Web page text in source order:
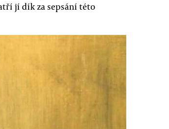
jí dík za sepsání této